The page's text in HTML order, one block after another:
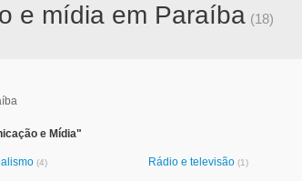
e mídia em Paraíba (18)
e Mídia"
(4) Rádio e televisão (1)